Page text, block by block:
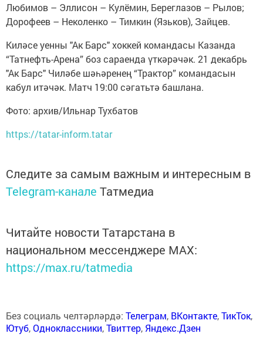
Любимов – Эллисон – Кулёмин, Береглазов – Рылов;
Дорофеев – Неколенко – Тимкин (Язьков), Зайцев.
Киләсе уенны "Ак Барс" хоккей командасы Казанда
“Татнефть-Арена” боз сараенда үткәрәчәк. 21 декабрь
"Ак Барс" Чиләбе шәһәренең “Трактор” командасын
кабул итәчәк. Матч 19:00 сәгатьтә башлана.
Фото: архив/Ильнар Тухбатов
https://tatar-inform.tatar
Следите за самым важным и интересным в
Telegram-канале Татмедиа
Читайте новости Татарстана в
национальном мессенджере MАХ:
https://max.ru/tatmedia
Без социаль челтәрләрдә: Телеграм, ВКонтакте,ТикТок,
Ютуб,Одноклассники,Твиттер, Яндекс.Дзен